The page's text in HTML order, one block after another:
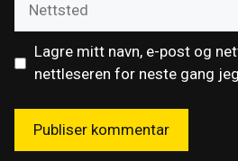
Lagre mitt navn, e-post og
nettleseren for neste gang